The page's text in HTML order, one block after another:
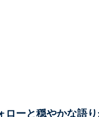
ローと穏やかな語